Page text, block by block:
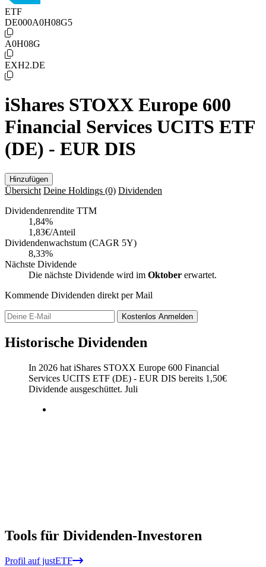
ETF
DE000A0H08G5
A0H08G
EXH2.DE
iShares STOXX Europe 600
Financial Services UCITS ETF
(DE) - EUR DIS
Hinzufügen
Übersicht Deine Holdings (0) Dividenden
Dividendenrendite TTM
1,84%
1,83€/Anteil
Dividendenwachstum (CAGR 5Y)
8,33%
Nächste Dividende
Die nächste Dividende wird im Oktober erwartet.
Kommende Dividenden direkt per Mail
Kostenlos Anmelden
Historische Dividenden
In 2026 hat iShares STOXX Europe 600 Financial
Services UCITS ETF (DE) - EUR DIS bereits 1,50€
Dividende ausgeschüttet. Juli
Tools für Dividenden-Investoren
Profil auf justETF